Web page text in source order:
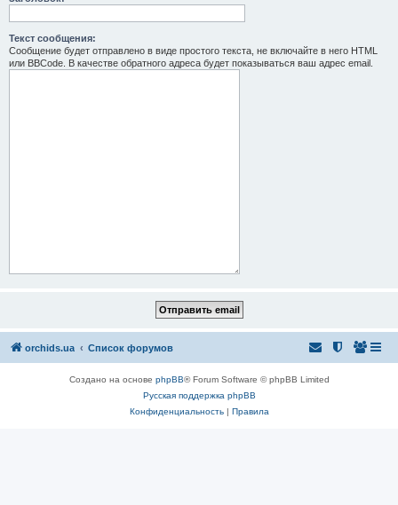
Текст сообщения:
Сообщение будет отправлено в виде простого текста, не включайте в него HTML
или BBCode. В качестве обратного адреса будет показываться ваш адрес email.
orchids.ua Список форумов
Создано на основе phpBB® Forum Software © phpBB Limited
Русская поддержка phpBB
Конфиденциальность| Правила